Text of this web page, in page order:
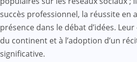
succès professionnel, la réussite en
présence dans le débat d’idées.
du continent et à l’adoption d’un
significative.